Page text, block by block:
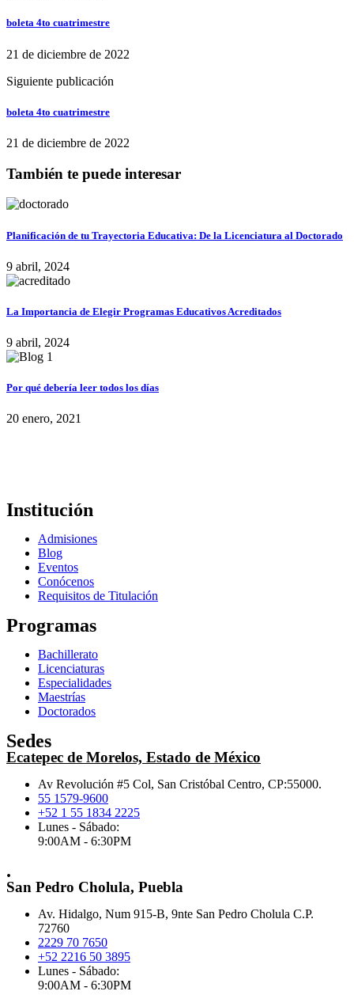
boleta 4to cuatrimestre
21 de diciembre de 2022
Siguiente publicación
boleta 4to cuatrimestre
21 de diciembre de 2022
También te puede interesar
Planificación de tu Trayectoria Educativa: De la Licenciatura al Doctorado
9 abril, 2024
La Importancia de Elegir Programas Educativos Acreditados
9 abril, 2024
Por qué debería leer todos los días
20 enero, 2021
Institución
Admisiones
Blog
Eventos
Conócenos
Requisitos de Titulación
Programas
Bachillerato
Licenciaturas
Especialidades
Maestrías
Doctorados
Sedes
Ecatepec de Morelos, Estado de México
Av Revolución #5 Col, San Cristóbal Centro, CP:55000.
55 1579-9600
+52 1 55 1834 2225
Lunes - Sábado:
9:00AM - 6:30PM
.
San Pedro Cholula, Puebla
Av. Hidalgo, Num 915-B, 9nte San Pedro Cholula C.P.
72760
2229 70 7650
+52 2216 50 3895
Lunes - Sábado:
9:00AM - 6:30PM